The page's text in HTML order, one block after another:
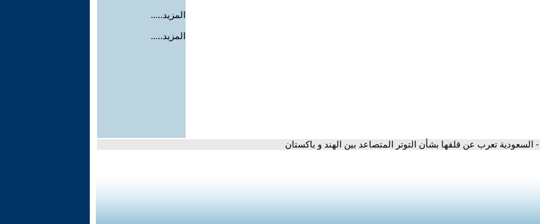
المزيد.....
المزيد.....
- السعودية تعرب عن قلقها بشأن التوتر المتصاعد بين الهند و باكستان